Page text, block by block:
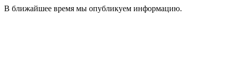
В ближайшее время мы опубликуем информацию.